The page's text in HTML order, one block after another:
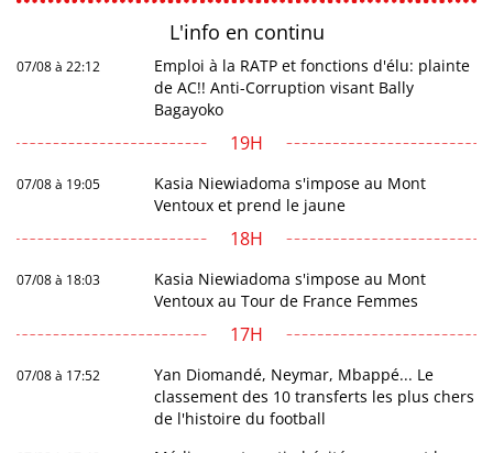
L'info en continu
07/08 à 22:12
Emploi à la RATP et fonctions d'élu: plainte
de AC!! Anti-Corruption visant Bally
Bagayoko
19H
07/08 à 19:05
Kasia Niewiadoma s'impose au Mont
Ventoux et prend le jaune
18H
07/08 à 18:03
Kasia Niewiadoma s'impose au Mont
Ventoux au Tour de France Femmes
17H
07/08 à 17:52
Yan Diomandé, Neymar, Mbappé... Le
classement des 10 transferts les plus chers
de l'histoire du football